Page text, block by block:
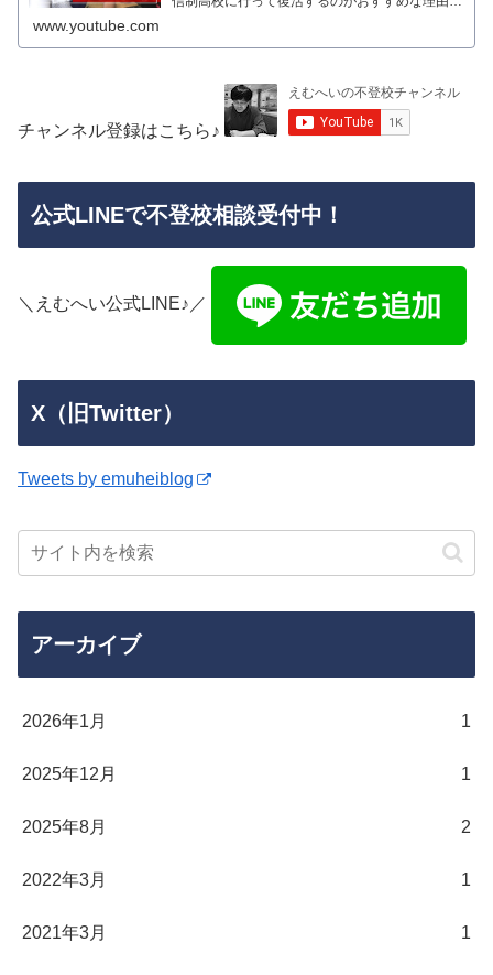
www.youtube.com
チャンネル登録はこちら♪
公式LINEで不登校相談受付中！
＼えむへい公式LINE♪／
X（旧Twitter）
Tweets by emuheiblog
アーカイブ
2026年1月 1
2025年12月 1
2025年8月 2
2022年3月 1
2021年3月 1